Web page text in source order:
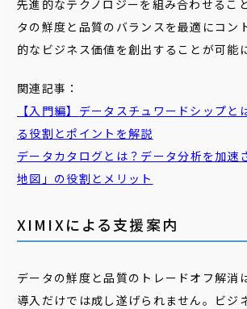
先進的なテクノロジーを組み合わせるこ
タの鮮度と品質のバランスを最適にコン
的なビジネス価値を創出することが可能
関連記事：
【入門編】 データスチュワードシップと
る役割とポイントを解説
データ カタログとは？ データ分析を加速
地図」の役割とメリット
XIMIXによる支援案内
データの鮮度と品質のトレードオフ解消
導入だけでは成し遂げられません。ビジ